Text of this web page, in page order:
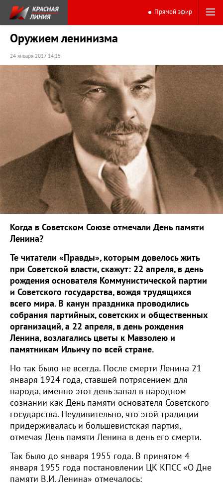
Прямой эфир
Оружием ленинизма
24 января 2017 14:15
Когда в Советском Союзе отмечали День памяти
Ленина?
Те читатели «Правды», которым довелось жить
при Советской власти, скажут: 22 апреля, в день
рождения основателя Коммунистической партии
и Советского государства, вождя трудящихся
всего мира. В канун праздника проводились
собрания партийных, советских и общественных
организаций, а 22 апреля, в день рождения
Ленина, возлагались цветы к Мавзолею и
памятникам Ильичу по всей стране.
Но так было не всегда. После смерти Ленина 21
января 1924 года, ставшей потрясением для
народа, именно этот день запал в народном
сознании как День памяти основателя Советского
государства. Неудивительно, что этой традиции
придерживалась и большевистская партия,
отмечая День памяти Ленина в день его смерти.
Так было до января 1955 года. В принятом 4
января 1955 года постановлении ЦК КПСС «О Дне
памяти В.И. Ленина» отмечалось: